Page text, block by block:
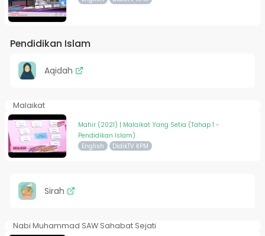
Pendidikan Islam
Aqidah
Malaikat
Mahir (2021) | Malaikat Yang Setia (Tahap 1 -
Pendidikan Islam)
English DidikTV KPM
Sirah
Nabi Muhammad SAW Sahabat Sejati